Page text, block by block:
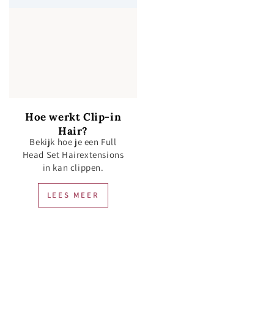
Hoe werkt Clip-in
Hair?
Bekijk hoe je een Full
Head Set Hairextensions
in kan clippen.
LEES MEER